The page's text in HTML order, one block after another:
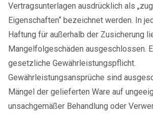
Vertragsunterlagen ausdrücklich als
Eigenschaften“ bezeichnet werden. In
Haftung für außerhalb der Zusicherung
Mangelfolgeschäden ausgeschlossen.
gesetzliche Gewährleistungspflicht.
Gewährleistungsansprüche sind
Mängel der gelieferten Ware auf
unsachgemäßer Behandlung oder